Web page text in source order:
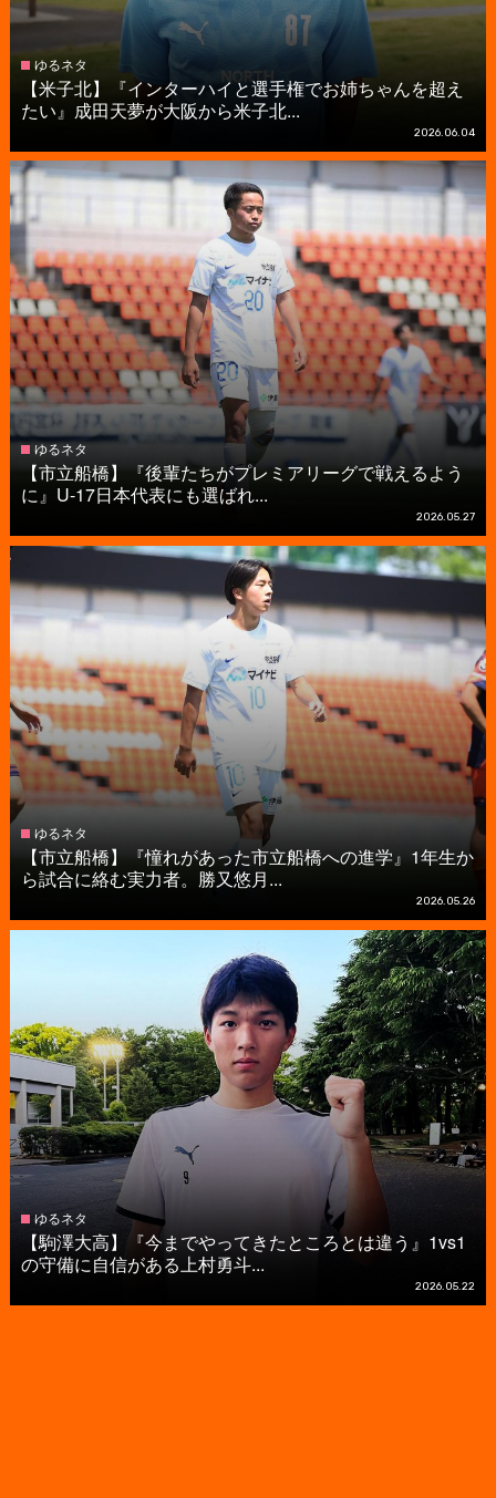
ゆるネタ
【米子北】『インターハイと選手権でお姉ちゃんを超え
たい』成田天夢が大阪から米子北...
2026.06.04
ゆるネタ
【市立船橋】『後輩たちがプレミアリーグで戦えるよう
に』U-17日本代表にも選ばれ...
2026.05.27
ゆるネタ
【市立船橋】『憧れがあった市立船橋への進学』1年生か
ら試合に絡む実力者。勝又悠月...
2026.05.26
ゆるネタ
【駒澤大高】『今までやってきたところとは違う』1vs1
の守備に自信がある上村勇斗...
2026.05.22